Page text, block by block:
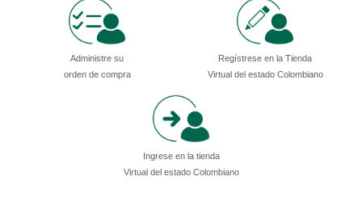
Administre su
orden de compra
Regístrese en la Tienda
Virtual del estado Colombiano
Ingrese en la tienda
Virtual del estado Colombiano